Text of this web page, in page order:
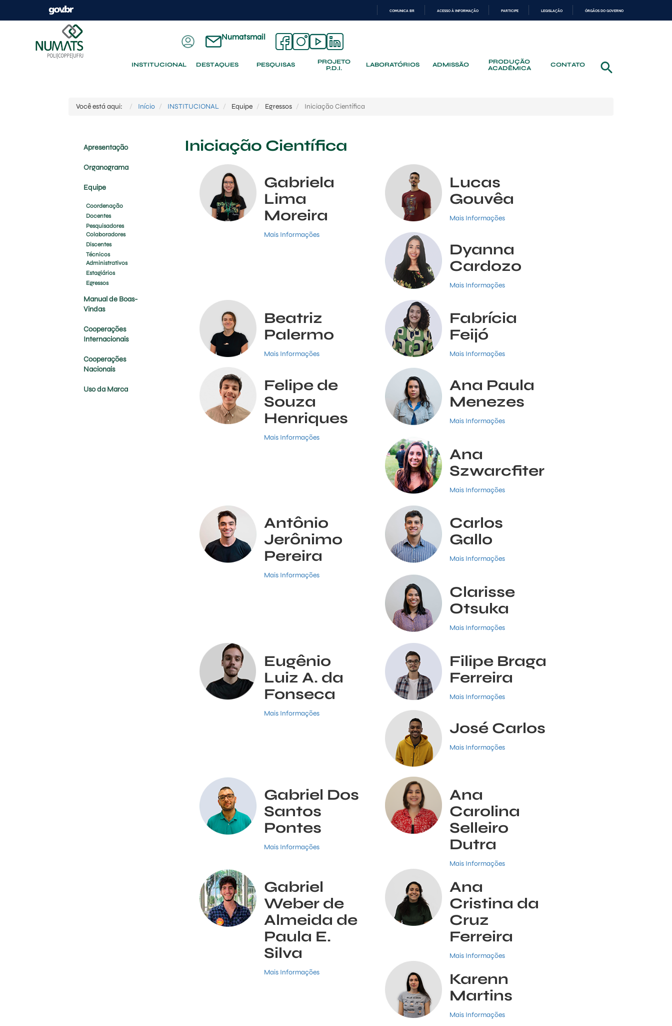
CONTEÚDO
COMUNICA BR ACESSO À INFORMAÇÃO PARTICIPE LEGISLAÇÃO ÓRGÃOS DO GOVERNO
Numatsmail
INSTITUCIONAL DESTAQUES PESQUISAS
PROJETO
P.D.I.
LABORATÓRIOS ADMISSÃO
PRODUÇÃO
ACADÊMICA
CONTATO
Você está aqui: Início INSTITUCIONAL Equipe Egressos Iniciação Científica
Apresentação
Organograma
Equipe
Coordenação
Docentes
Pesquisadores
Colaboradores
Discentes
Técnicos
Administrativos
Estagiários
Egressos
Manual de Boas-
Vindas
Cooperações
Internacionais
Cooperações
Nacionais
Uso da Marca
Iniciação Científica
Gabriela
Lima
Moreira
Mais Informações
Lucas
Gouvêa
Mais Informações
Dyanna
Cardozo
Mais Informações
Beatriz
Palermo
Mais Informações
Fabrícia
Feijó
Mais Informações
Felipe de
Souza
Henriques
Mais Informações
Ana Paula
Menezes
Mais Informações
Ana
Szwarcfiter
Mais Informações
Antônio
Jerônimo
Pereira
Mais Informações
Carlos
Gallo
Mais Informações
Clarisse
Otsuka
Mais Informações
Eugênio
Luiz A. da
Fonseca
Mais Informações
Filipe Braga
Ferreira
Mais Informações
José Carlos
Mais Informações
Gabriel Dos
Santos
Pontes
Mais Informações
Ana
Carolina
Selleiro
Dutra
Mais Informações
Gabriel
Weber de
Almeida de
Paula E.
Silva
Mais Informações
Ana
Cristina da
Cruz
Ferreira
Mais Informações
Karenn
Martins
Mais Informações